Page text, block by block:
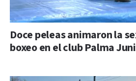
Doce peleas animaron la
boxeo en el club Palma